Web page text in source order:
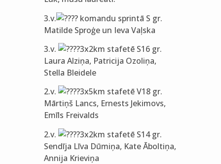
3.v.
komandu sprintā S gr.
Matilde Sproģe un Ieva Vaļska
3.v.
3x2km stafetē S16 gr.
Laura Alziņa, Patricija Ozoliņa,
Stella Bleidele
2.v.
3x5km stafetē V18 gr.
Mārtiņš Lancs, Ernests Jekimovs,
Emīls Freivalds
2.v.
3x2km stafetē S14 gr.
Sendīja Līva Dūmiņa, Kate Āboltiņa,
Annija Krieviņa